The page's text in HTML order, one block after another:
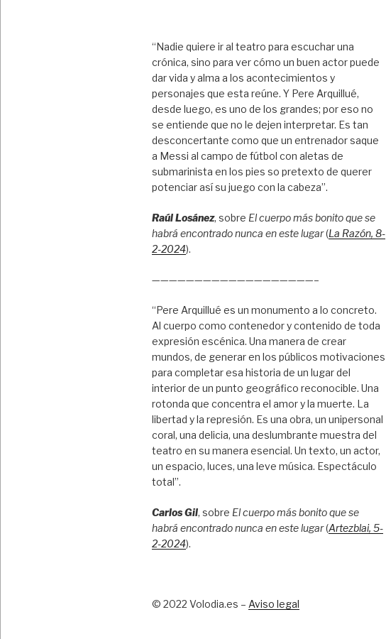
“Nadie quiere ir al teatro para escuchar una
crónica, sino para ver cómo un buen actor puede
dar vida y alma a los acontecimientos y
personajes que esta reúne. Y Pere Arquillué,
desde luego, es uno de los grandes; por eso no
se entiende que no le dejen interpretar. Es tan
desconcertante como que un entrenador saque
a Messi al campo de fútbol con aletas de
submarinista en los pies so pretexto de querer
potenciar así su juego con la cabeza”.
Raúl Losánez, sobre El cuerpo más bonito que se
habrá encontrado nunca en este lugar(La Razón, 8-
2-2024).
———————————————————–
“Pere Arquillué es un monumento a lo concreto.
Al cuerpo como contenedor y contenido de toda
expresión escénica. Una manera de crear
mundos, de generar en los públicos motivaciones
para completar esa historia de un lugar del
interior de un punto geográfico reconocible. Una
rotonda que concentra el amor y la muerte. La
libertad y la represión. Es una obra, un unipersonal
coral, una delicia, una deslumbrante muestra del
teatro en su manera esencial. Un texto, un actor,
un espacio, luces, una leve música. Espectáculo
total”.
Carlos Gil, sobre El cuerpo más bonito que se
habrá encontrado nunca en este lugar(Artezblai, 5-
2-2024).
© 2022 Volodia.es – Aviso legal